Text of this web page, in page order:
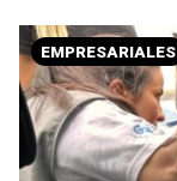
EMPRESARIALES